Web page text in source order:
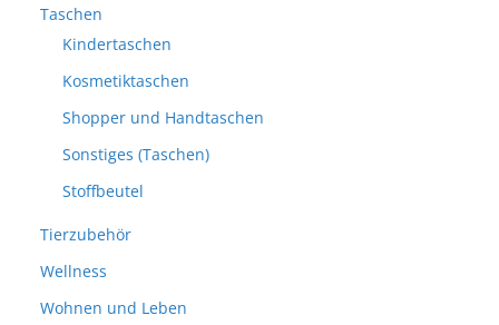
Taschen
Kindertaschen
Kosmetiktaschen
Shopper und Handtaschen
Sonstiges (Taschen)
Stoffbeutel
Tierzubehör
Wellness
Wohnen und Leben